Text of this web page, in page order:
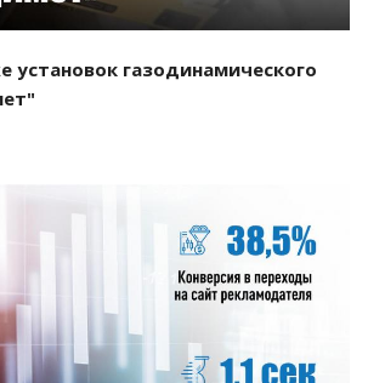
установок газодинамического